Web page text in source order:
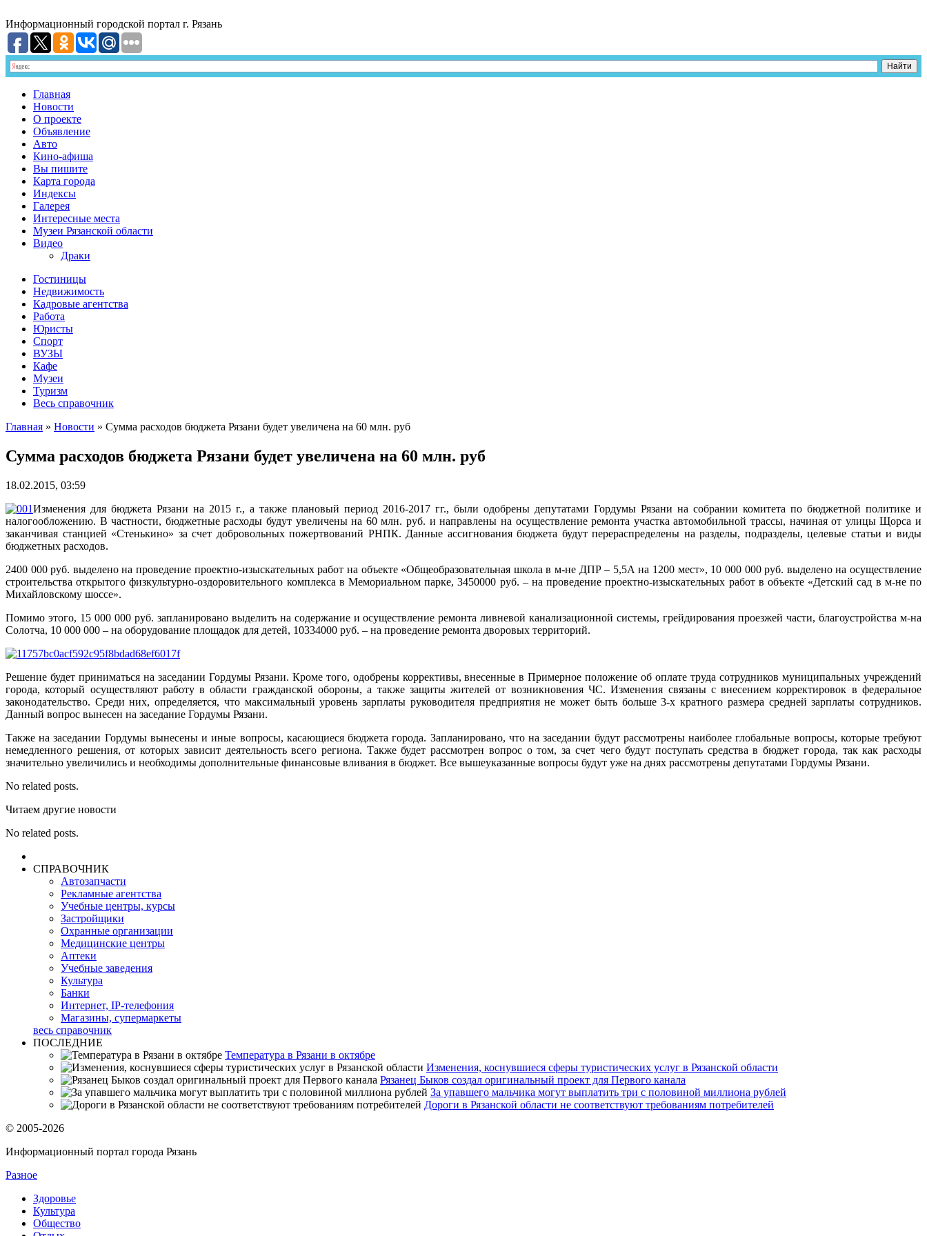
Информационный городской портал г. Рязань
Главная
Новости
О проекте
Объявление
Авто
Кино-афиша
Вы пишите
Карта города
Индексы
Галерея
Интересные места
Музеи Рязанской области
Видео
Драки
Гостиницы
Недвижимость
Кадровые агентства
Работа
Юристы
Спорт
ВУЗЫ
Кафе
Музеи
Туризм
Весь справочник
Главная » Новости » Сумма расходов бюджета Рязани будет увеличена на 60 млн. руб
Сумма расходов бюджета Рязани будет увеличена на 60 млн. руб
18.02.2015, 03:59
Изменения для бюджета Рязани на 2015 г., а также плановый период 2016-2017 гг., были одобрены депутатами Гордумы Рязани на собрании комитета по бюджетной политике и
налогообложению. В частности, бюджетные расходы будут увеличены на 60 млн. руб. и направлены на осуществление ремонта участка автомобильной трассы, начиная от улицы Щорса и
заканчивая станцией «Стенькино» за счет добровольных пожертвований РНПК. Данные ассигнования бюджета будут перераспределены на разделы, подразделы, целевые статьи и виды
бюджетных расходов.
2400 000 руб. выделено на проведение проектно-изыскательных работ на объекте «Общеобразовательная школа в м-не ДПР – 5,5А на 1200 мест», 10 000 000 руб. выделено на осуществление
строительства открытого физкультурно-оздоровительного комплекса в Мемориальном парке, 3450000 руб. – на проведение проектно-изыскательных работ в объекте «Детский сад в м-не по
Михайловскому шоссе».
Помимо этого, 15 000 000 руб. запланировано выделить на содержание и осуществление ремонта ливневой канализационной системы, грейдирования проезжей части, благоустройства м-на
Солотча, 10 000 000 – на оборудование площадок для детей, 10334000 руб. – на проведение ремонта дворовых территорий.
Решение будет приниматься на заседании Гордумы Рязани. Кроме того, одобрены коррективы, внесенные в Примерное положение об оплате труда сотрудников муниципальных учреждений
города, который осуществляют работу в области гражданской обороны, а также защиты жителей от возникновения ЧС. Изменения связаны с внесением корректировок в федеральное
законодательство. Среди них, определяется, что максимальный уровень зарплаты руководителя предприятия не может быть больше 3-х кратного размера средней зарплаты сотрудников.
Данный вопрос вынесен на заседание Гордумы Рязани.
Также на заседании Гордумы вынесены и иные вопросы, касающиеся бюджета города. Запланировано, что на заседании будут рассмотрены наиболее глобальные вопросы, которые требуют
немедленного решения, от которых зависит деятельность всего региона. Также будет рассмотрен вопрос о том, за счет чего будут поступать средства в бюджет города, так как расходы
значительно увеличились и необходимы дополнительные финансовые вливания в бюджет. Все вышеуказанные вопросы будут уже на днях рассмотрены депутатами Гордумы Рязани.
No related posts.
Читаем другие новости
No related posts.
СПРАВОЧНИК
Автозапчасти
Рекламные агентства
Учебные центры, курсы
Застройщики
Охранные организации
Медицинские центры
Аптеки
Учебные заведения
Культура
Банки
Интернет, IP-телефония
Магазины, супермаркеты
весь справочник
ПОСЛЕДНИЕ
Температура в Рязани в октябре
Изменения, коснувшиеся сферы туристических услуг в Рязанской области
Рязанец Быков создал оригинальный проект для Первого канала
За упавшего мальчика могут выплатить три с половиной миллиона рублей
Дороги в Рязанской области не соответствуют требованиям потребителей
© 2005-2026
Информационный портал города Рязань
Разное
Здоровье
Культура
Общество